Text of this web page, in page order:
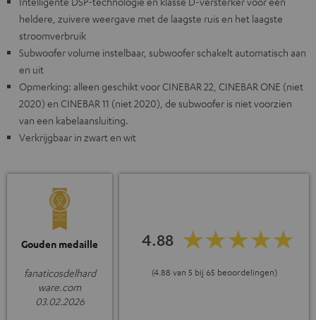
heldere, zuivere weergave met de laagste ruis en het laagste
stroomverbruik
Subwoofer volume instelbaar, subwoofer schakelt automatisch aan
en uit
Opmerking: alleen geschikt voor CINEBAR 22, CINEBAR ONE (niet
2020) en CINEBAR 11 (niet 2020), de subwoofer is niet voorzien
van een kabelaansluiting.
Verkrijgbaar in zwart en wit
Gouden medaille
fanaticosdelhard
ware.com
03.02.2026
4.88
(4.88 van 5 bij 65 beoordelingen)